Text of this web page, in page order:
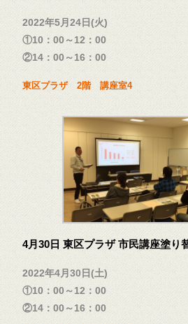
2022年5月24日(火)
①10：00～12：00
②14：00～16：00
東区プラザ 2階 講座室4
4月30日 東区プラザ 市民講座塗り
2022年4月30日(土)
①10：00～12：00
②14：00～16：00